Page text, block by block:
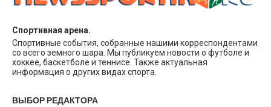
Спортивная арена.
Спортивные события, собранные нашими корреспондентами
со всего земного шара. Мы публикуем новости о футболе и
хоккее, баскетболе и теннисе. Также актуальная
информация о других видах спорта.
ВЫБОР РЕДАКТОРА